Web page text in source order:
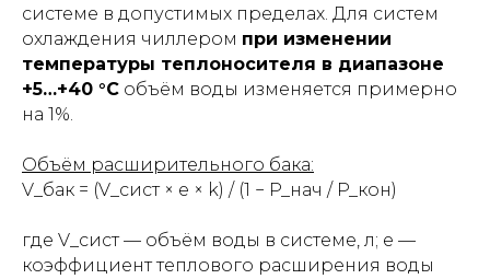
системе в допустимых пределах. Для систем
охлаждения чиллером при изменении
температуры теплоносителя в диапазоне
+5…+40 °С объём воды изменяется примерно
на 1%.
Объём расширительного бака:
V_бак = (V_сист × e × k) / (1 − P_нач / P_кон)
где V_сист — объём воды в системе, л; e —
коэффициент теплового расширения воды